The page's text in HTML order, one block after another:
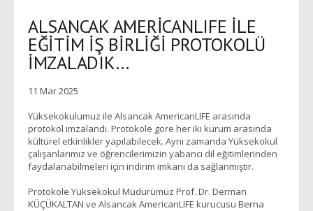
ALSANCAK AMERİCANLIFE İLE
EĞİTİM İŞ BİRLİĞİ PROTOKOLÜ
İMZALADIK…
11 Mar 2025
Yüksekokulumuz ile Alsancak AmericanLIFE arasında
protokol imzalandı. Protokole göre her iki kurum arasında
kültürel etkinlikler yapılabilecek. Aynı zamanda Yüksekokul
çalışanlarımız ve öğrencilerimizin yabancı dil eğitimlerinden
faydalanabilmeleri için indirim imkanı da sağlanmıştır.
Protokole Yüksekokul Müdürümüz Prof. Dr. Derman
KÜÇÜKALTAN ve Alsancak AmericanLIFE kurucusu Berna